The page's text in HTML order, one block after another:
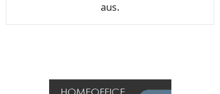
aus.